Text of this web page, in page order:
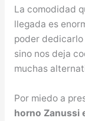
La comodidad
llegada es
poder
sino nos deja
muchas
Por miedo a
horno Zanussi